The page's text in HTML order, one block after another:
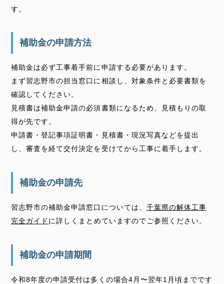
す。
補助金の申請方法
補助金は必ず工事着手前に申請する必要があります。
まず習志野市の担当窓口に相談し、対象条件と必要書類を
確認してください。
見積書は補助金申請の必須書類になるため、見積もりの取
得が先です。
申請書・登記事項証明書・見積書・現況写真などを提出
し、審査を経て交付決定を受けてから工事に着手します。
補助金の申請先
習志野市の補助金申請窓口については、 千葉県の解体工事
完全ガイド に詳しくまとめていますのでご参照ください。
補助金の申請期間
令和8年度の申請受付は多くの場合4月〜翌年1月頃までです